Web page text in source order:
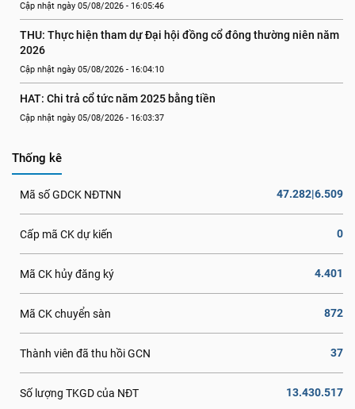
Cập nhật ngày 05/08/2026 - 16:05:46
THU: Thực hiện tham dự Đại hội đồng cổ đông thường niên năm
2026
Cập nhật ngày 05/08/2026 - 16:04:10
HAT: Chi trả cổ tức năm 2025 bằng tiền
Cập nhật ngày 05/08/2026 - 16:03:37
Thống kê
Mã số GDCK NĐTNN 47.282|6.509
Cấp mã CK dự kiến 0
Mã CK hủy đăng ký 4.401
Mã CK chuyển sàn 872
Thành viên đã thu hồi GCN 37
Số lượng TKGD của NĐT 13.430.517